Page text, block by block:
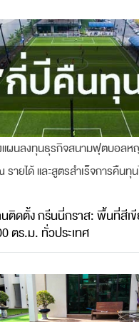
งแผนลงทุนธุรกิจสนามฟุตบอลห
รายได้ และสูตรสำเร็จการคืนทุน
ติดตั้ง กรีนนี่กราส: พื้นที่สีเ
ตร.ม. ทั่วประเทศ